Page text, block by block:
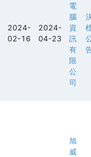
2024-
02-16
2024-
04-23
電
腦
資
訊
有
限
公
司
旭
威